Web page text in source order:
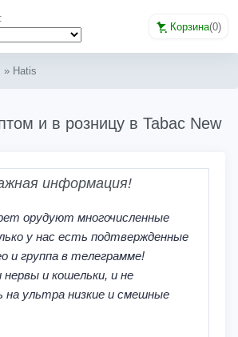
Корзина(0)
» Hatis
и в розницу в Tabac New
информация!
орудуют многочисленные
у нас есть подтвержденные
и группа в телеграмме!
и кошельки, и не
на ультра низкие и смешные